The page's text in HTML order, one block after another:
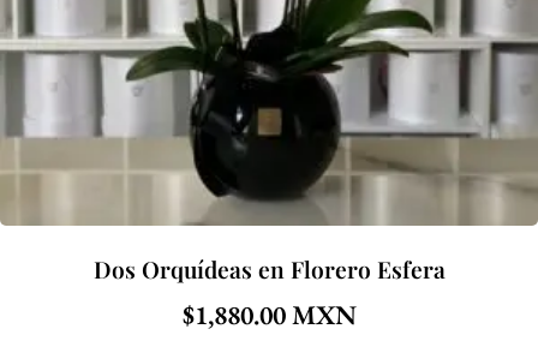
Dos Orquídeas en Florero Esfera
$1,880.00